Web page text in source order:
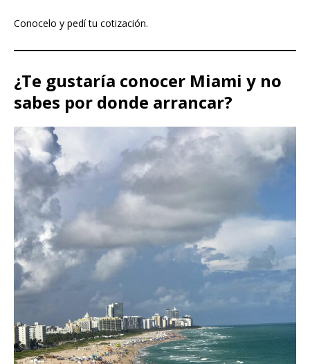
Conocelo y pedí tu cotización.
¿Te gustaría conocer Miami y no
sabes por donde arrancar?